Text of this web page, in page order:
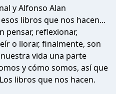
y Alfonso Alan
libros que nos hacen...
pensar, reflexionar,
o llorar, finalmente, son
vida una parte
y cómo somos, así que
libros que nos hacen.